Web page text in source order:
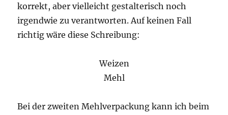
korrekt, aber vielleicht gestalterisch noch
irgendwie zu verantworten. Auf keinen Fall
richtig wäre diese Schreibung:
Weizen
Mehl
Bei der zweiten Mehlverpackung kann ich beim